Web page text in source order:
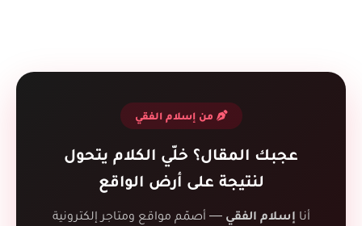
من إسلام الفقي
عجبك المقال؟ خلّي الكلام يتحول
لنتيجة على أرض الواقع
أنا إسلام الفقي — أصمّم مواقع ومتاجر إلكترونية